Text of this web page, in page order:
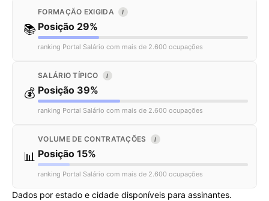
📚
FORMAÇÃO EXIGIDA I
Posição 29%
ranking Portal Salário com mais de 2.600 ocupações
💰
SALÁRIO TÍPICO I
Posição 39%
ranking Portal Salário com mais de 2.600 ocupações
📊
VOLUME DE CONTRATAÇÕES I
Posição 15%
ranking Portal Salário com mais de 2.600 ocupações
Dados por estado e cidade disponíveis para assinantes.